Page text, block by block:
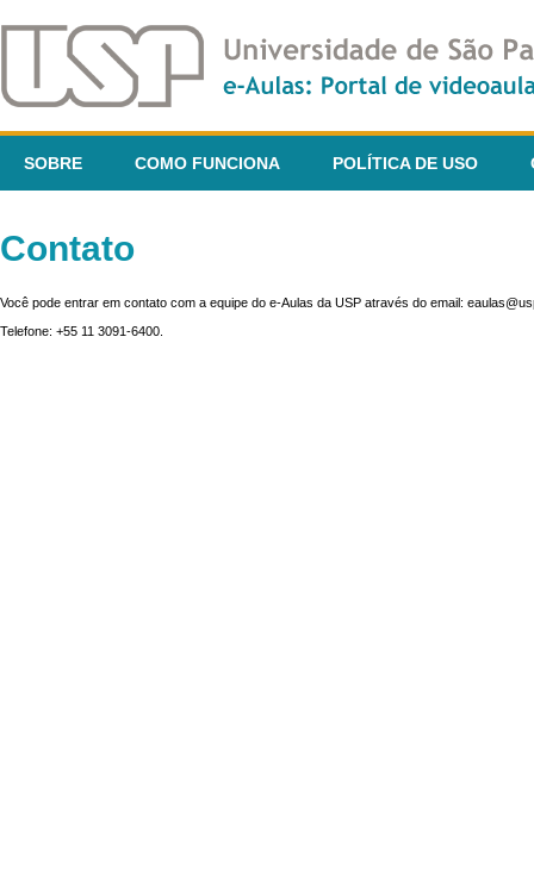
SOBRE COMO FUNCIONA POLÍTICA DE USO
Contato
Você pode entrar em contato com a equipe do e-Aulas da USP através do email:
Telefone: +55 11 3091-6400.